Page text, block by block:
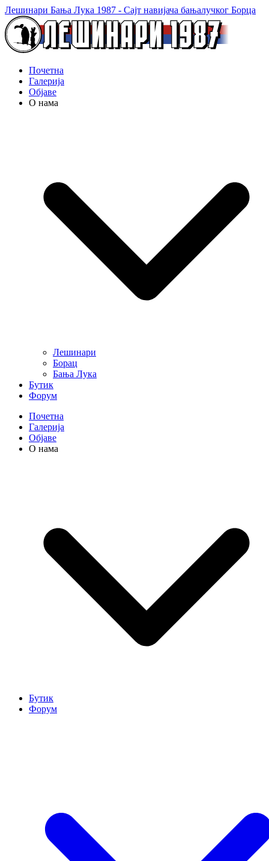
Лешинари Бања Лука 1987 - Сајт навијача бањалучког Борца
Почетна
Галерија
Објаве
О нама
Лешинари
Борац
Бања Лука
Бутик
Форум
Почетна
Галерија
Објаве
О нама
Бутик
Форум